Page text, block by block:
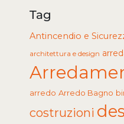
Tag
Antincendio e
architettura e design
arredo Arredo Bagno
costruzioni